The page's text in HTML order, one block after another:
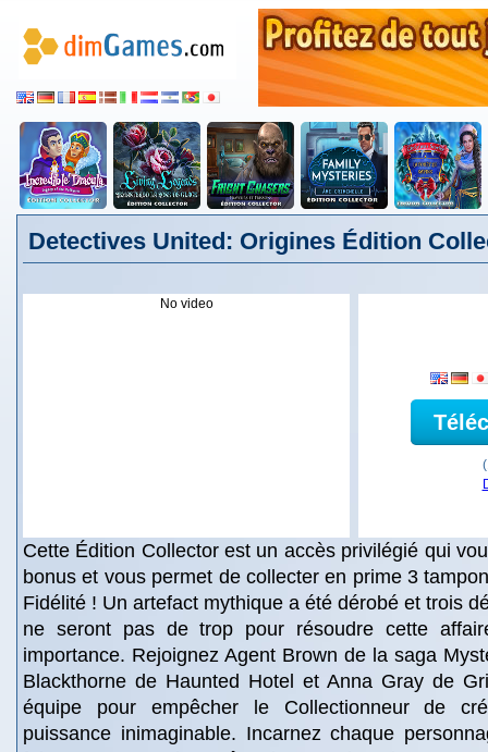
Detectives United: Origines Édition
No video
Cette Édition Collector est un accès privilégié qui
bonus et vous permet de collecter en prime 3
Fidélité ! Un artefact mythique a été dérobé et trois
ne seront pas de trop pour résoudre cette
importance. Rejoignez Agent Brown de la saga
Blackthorne de Haunted Hotel et Anna Gray de
équipe pour empêcher le Collectionneur de
puissance inimaginable. Incarnez chaque